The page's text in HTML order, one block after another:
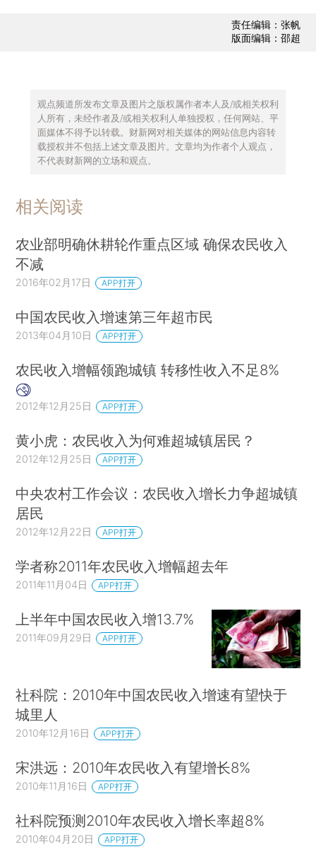
责任编辑：张帆
版面编辑：邵超
观点频道所发布文章及图片之版权属作者本人及/或相关权利
人所有，未经作者及/或相关权利人单独授权，任何网站、平
面媒体不得予以转载。财新网对相关媒体的网站信息内容转
载授权并不包括上述文章及图片。文章均为作者个人观点，
不代表财新网的立场和观点。
相关阅读
农业部明确休耕轮作重点区域 确保农民收入
不减
2016年02月17日 APP打开
中国农民收入增速第三年超市民
2013年04月10日 APP打开
农民收入增幅领跑城镇 转移性收入不足8%
2012年12月25日 APP打开
黄小虎：农民收入为何难超城镇居民？
2012年12月25日 APP打开
中央农村工作会议：农民收入增长力争超城镇
居民
2012年12月22日 APP打开
学者称2011年农民收入增幅超去年
2011年11月04日 APP打开
上半年中国农民收入增13.7%
2011年09月29日 APP打开
社科院：2010年中国农民收入增速有望快于
城里人
2010年12月16日 APP打开
宋洪远：2010年农民收入有望增长8%
2010年11月16日 APP打开
社科院预测2010年农民收入增长率超8%
2010年04月20日 APP打开